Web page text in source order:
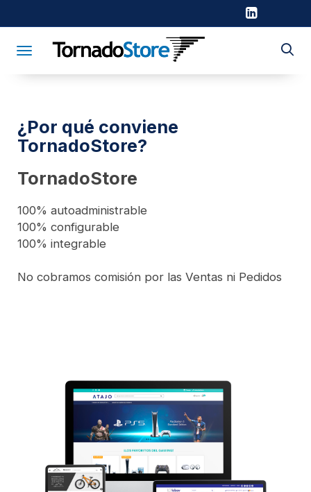
Toggle navigation
¿Por qué conviene
TornadoStore?
TornadoStore
100% autoadministrable
100% configurable
100% integrable
No cobramos comisión por las Ventas ni Pedidos